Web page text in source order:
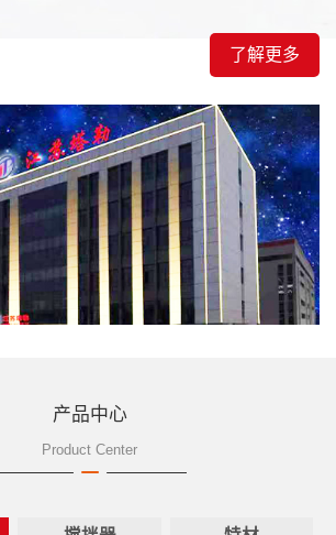
了解更多
产品中心
Product Center